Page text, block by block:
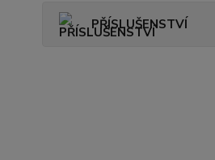
PŘÍSLUŠENSTVÍ